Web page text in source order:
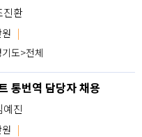
진환
|
도>전체
통번역 담당자 채용
예진
|